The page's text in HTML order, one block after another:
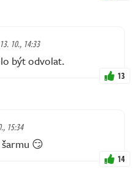
10., 14:33
být odvolat.
13
15:34
😏
14